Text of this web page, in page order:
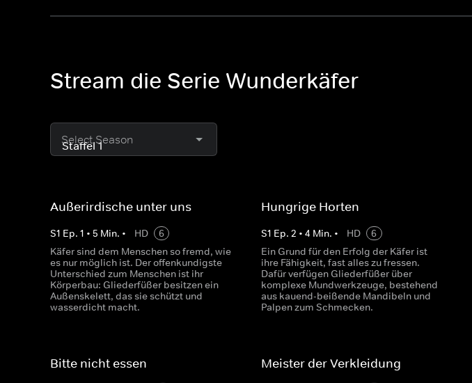
Stream die Serie Wunderkäfer
Select Season
Außerirdische unter uns
S1 Ep. 1 • 5 Min. • HD
6
Käfer sind dem Menschen so fremd, wie
es nur möglich ist. Der offenkundigste
Unterschied zum Menschen ist ihr
Körperbau: Gliederfüßer besitzen ein
Außenskelett, das sie schützt und
wasserdicht macht.
Hungrige Horten
S1 Ep.2 •4 Min. • HD
6
Ein Grund für den Erfolg der Käfer ist
ihre Fähigkeit, fast alles zu fressen.
Dafür verfügen Gliederfüßer über
komplexe Mundwerkzeuge, bestehend
aus kauend-beißende Mandibeln und
Palpen zum Schmecken.
Bitte nicht essen Meister der Verkleidung